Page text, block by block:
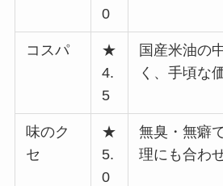
0
コスパ
★
4.
5
国産米油の
く、手頃な
味のク
セ
★
5.
0
無臭・無癖
理にも合わ